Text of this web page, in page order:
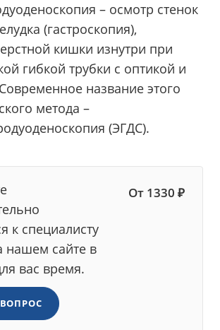
– осмотр стенок
(гастроскопия),
кишки изнутри при
гибкой трубки с оптикой и
название этого
метода –
(ЭГДС).
к специалисту
нашем сайте в
вас время.
От 1330 ₽